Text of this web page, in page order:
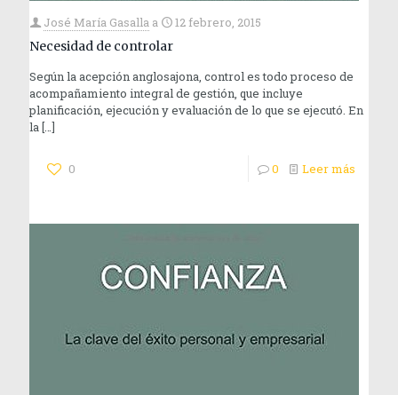
José María Gasalla a
12 febrero, 2015
Necesidad de controlar
Según la acepción anglosajona, control es todo proceso de
acompañamiento integral de gestión, que incluye
planificación, ejecución y evaluación de lo que se ejecutó. En
la[…]
0 0 Leer más